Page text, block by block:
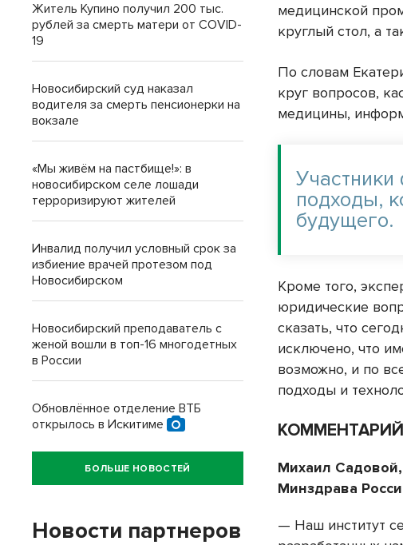
медицинской
круглый стол, а
По словам
круг вопросов,
медицины,
подходы,
будущего.
Кроме того,
юридические
сказать, что
исключено, что
возможно, и по
подходы и
КОММЕНТАРИЙ
Михаил
Минздрава
— Наш институт
Житель Купино получил 200 тыс.
рублей за смерть матери от COVID-
19
Новосибирский суд наказал
водителя за смерть пенсионерки на
вокзале
«Мы живём на пастбище!»: в
новосибирском селе лошади
терроризируют жителей
Инвалид получил условный срок за
избиение врачей протезом под
Новосибирском
Новосибирский преподаватель с
женой вошли в топ-16 многодетных
в России
Обновлённое отделение ВТБ
открылось в Искитиме
БОЛЬШЕ НОВОСТЕЙ
Новости партнеров